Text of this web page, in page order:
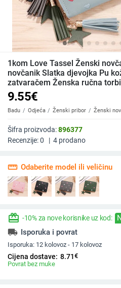
1kom Love Tassel Ženski
novčanik Slatka djevojka Pu
zatvaračem Ženska ručna
9.55€
Badu Odjeća Ženski pribor Ženski
Šifra proizvoda:896377
Recenzije:0 | 4 prodano
straighten Odaberite model ili veličinu
redeem -10% za nove korisnike uz kod:
local_shipping Isporuka i povrat
Isporuka: 12 kolovoz - 17 kolovoz
Cijena dostave: 8.71€
Povrat bez muke